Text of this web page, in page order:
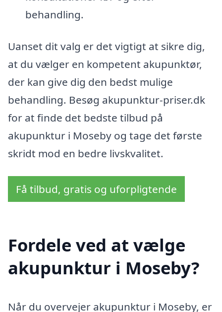
behandling.
Uanset dit valg er det vigtigt at sikre dig,
at du vælger en kompetent akupunktør,
der kan give dig den bedst mulige
behandling. Besøg akupunktur-priser.dk
for at finde det bedste tilbud på
akupunktur i Moseby og tage det første
skridt mod en bedre livskvalitet.
Få tilbud, gratis og uforpligtende
Fordele ved at vælge
akupunktur i Moseby?
Når du overvejer akupunktur i Moseby, er